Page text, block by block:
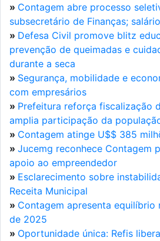
» Contagem abre processo
subsecretário de Finanças;
» Defesa Civil promove blitz
prevenção de queimadas e
durante a seca
» Segurança, mobilidade e
com empresários
» Prefeitura reforça fiscalização
amplia participação da
» Contagem atinge U$$ 385
» Jucemg reconhece Contagem
apoio ao empreendedor
» Esclarecimento sobre
Receita Municipal
» Contagem apresenta equilíbrio
de 2025
» Oportunidade única: Refis